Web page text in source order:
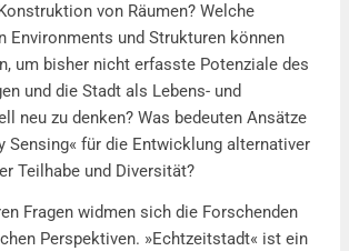
von Räumen? Welche
Environments und Strukturen können
um bisher nicht erfasste Potenziale des
und die Stadt als Lebens- und
neu zu denken? Was bedeuten Ansätze
Sensing« für die Entwicklung alternativer
Teilhabe und Diversität?
Fragen widmen sich die Forschenden
Perspektiven. »Echtzeitstadt« ist ein